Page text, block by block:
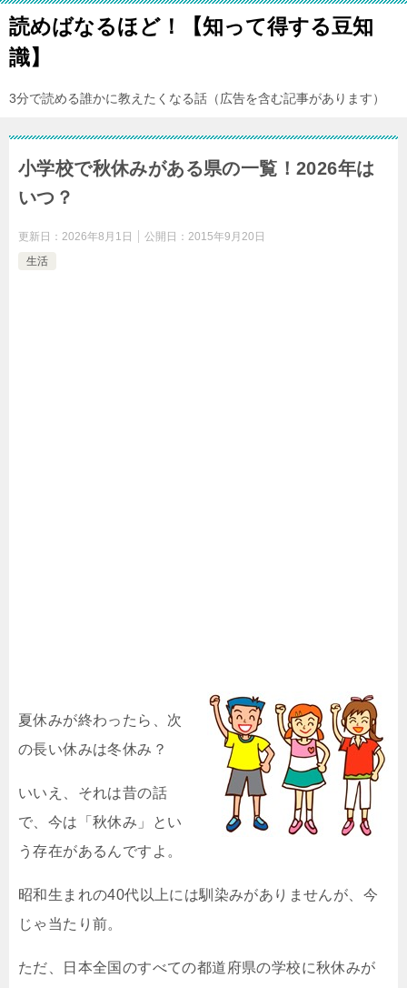
読めばなるほど！【知って得する豆知
識】
3分で読める誰かに教えたくなる話（広告を含む記事があります）
小学校で秋休みがある県の一覧！2026年は
いつ？
更新日： 2026年8月1日 公開日： 2015年9月20日
生活
夏休みが終わったら、次
の長い休みは冬休み？
いいえ、それは昔の話
で、今は「秋休み」とい
う存在があるんですよ。
昭和生まれの40代以上には馴染みがありませんが、今
じゃ当たり前。
ただ、日本全国のすべての都道府県の学校に秋休みが